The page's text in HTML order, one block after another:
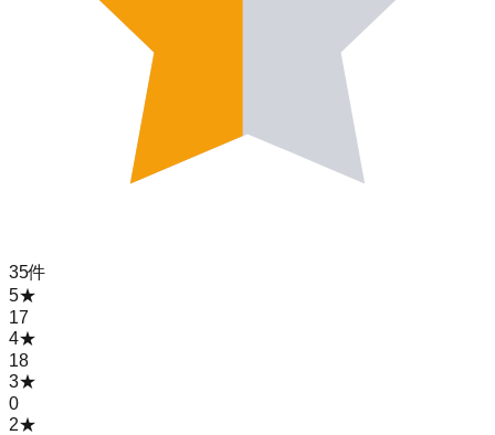
35件
5★
17
4★
18
3★
0
2★